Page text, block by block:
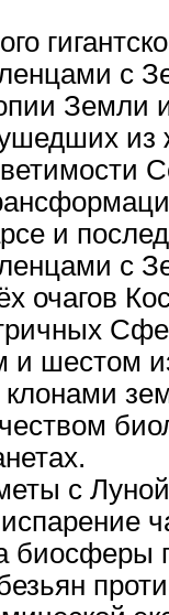
с
Земли
из
и
с
очагов
и шестом
с
биосферы